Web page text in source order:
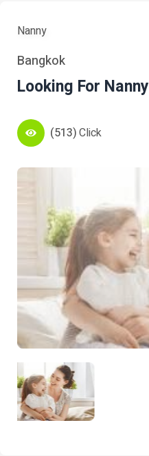
Nanny
Bangkok
Looking For Nanny
(513)Click